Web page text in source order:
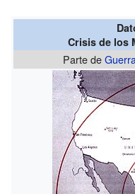
Crisis de los
Parte de